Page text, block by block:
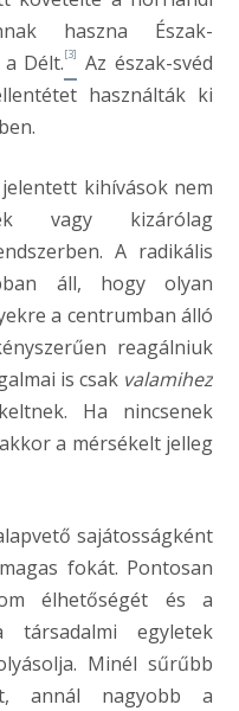
haszna Észak-
Délt.[3]
Az észak-svéd
használták ki
kihívások nem
vagy kizárólag
A radikális
áll, hogy olyan
a centrumban álló
reagálniuk
is csak valamihez
Ha nincsenek
a mérsékelt jelleg
sajátosságként
fokát. Pontosan
élhetőségét és a
társadalmi egyletek
Minél sűrűbb
annál nagyobb a